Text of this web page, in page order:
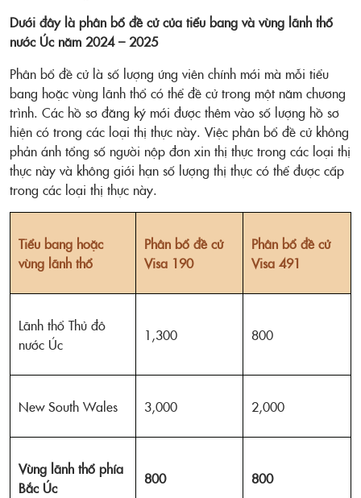
Dưới đây là phân bổ đề cử của tiểu bang và vùng lãnh thổ
nước Úc năm 2024 – 2025
Phân bổ đề cử là số lượng ứng viên chính mới mà mỗi tiểu
bang hoặc vùng lãnh thổ có thể đề cử trong một năm chương
trình. Các hồ sơ đăng ký mới được thêm vào số lượng hồ sơ
hiện có trong các loại thị thực này. Việc phân bổ đề cử không
phản ánh tổng số người nộp đơn xin thị thực trong các loại thị
thực này và không giới hạn số lượng thị thực có thể được cấp
trong các loại thị thực này.
Tiểu bang hoặc
vùng lãnh thổ
Phân bổ đề cử
Visa 190
Phân bổ đề cử
Visa 491
Lãnh thổ Thủ đô
nước Úc
1,300 800
New South Wales 3,000 2,000
Vùng lãnh thổ phía
Bắc Úc
800 800